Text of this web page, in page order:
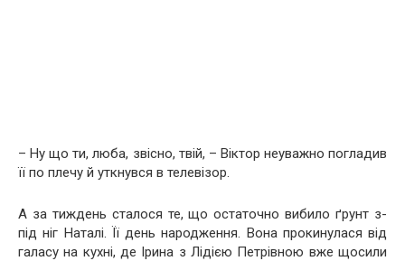
– Ну що ти, люба, звісно, твій, – Віктор неуважно погладив
її по плечу й уткнувся в телевізор.
А за тиждень сталося те, що остаточно вибило ґрунт з-
під ніг Наталі. Її день народження. Вона прокинулася від
галасу на кухні, де Ірина з Лідією Петрівною вже щосили